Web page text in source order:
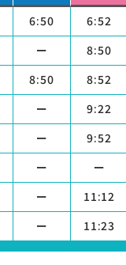
6:50
6:52
ー
8:50
8:50
8:52
ー
9:22
ー
9:52
ー
ー
ー
11:12
ー
11:23
ー
ー